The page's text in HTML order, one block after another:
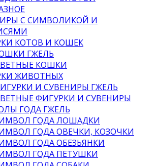
С СИМВОЛИКОЙ И
КОТОВ И КОШЕК
ГЖЕЛЬ
КОШКИ
ЖИВОТНЫХ
И СУВЕНИРЫ ГЖЕЛЬ
ФИГУРКИ И СУВЕНИРЫ
ГОДА ГЖЕЛЬ
ГОДА ЛОШАДКИ
ГОДА ОВЕЧКИ, КОЗОЧКИ
ГОДА ОБЕЗЬЯНКИ
ГОДА ПЕТУШКИ